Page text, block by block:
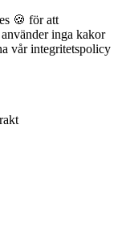
🍪 för att
inga kakor
vår integritetspolicy